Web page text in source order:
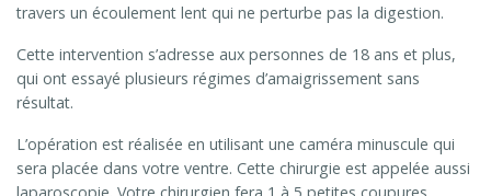
travers un écoulement lent qui ne perturbe pas la digestion.
Cette intervention s’adresse aux personnes de 18 ans et plus,
qui ont essayé plusieurs régimes d’amaigrissement sans
résultat.
L’opération est réalisée en utilisant une caméra minuscule qui
sera placée dans votre ventre. Cette chirurgie est appelée aussi
laparoscopie. Votre chirurgien fera 1 à 5 petites coupures